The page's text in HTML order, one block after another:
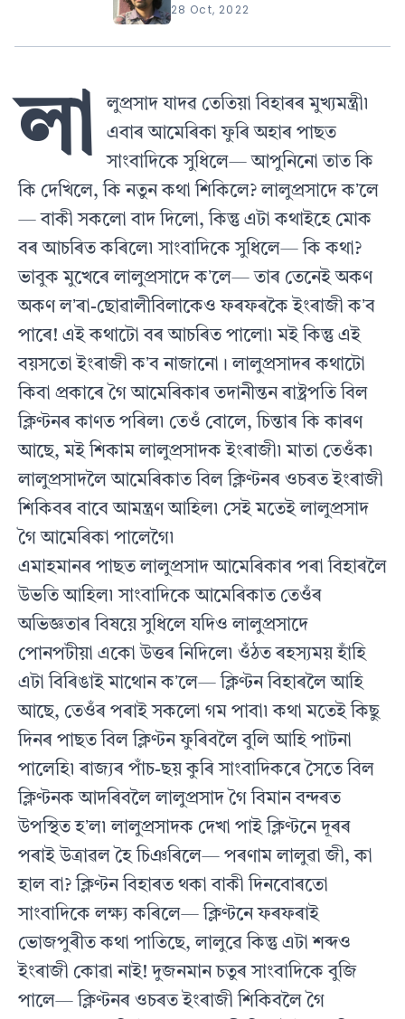
28 Oct, 2022
লা
লুপ্ৰসাদ যাদৱ তেতিয়া বিহাৰৰ মুখ্যমন্ত্ৰী৷
এবাৰ আমেৰিকা ফুৰি অহাৰ পাছত
সাংবাদিকে সুধিলে— আপুনিনো তাত কি
কি দেখিলে, কি নতুন কথা শিকিলে? লালুপ্ৰসাদে কʼলে
— বাকী সকলো বাদ দিলো, কিন্তু এটা কথাইহে মোক
বৰ আচৰিত কৰিলে৷ সাংবাদিকে সুধিলে— কি কথা?
ভাবুক মুখেৰে লালুপ্ৰসাদে কʼলে— তাৰ তেনেই অকণ
অকণ লʼৰা-ছোৱালীবিলাকেও ফৰফৰকৈ ইংৰাজী কʼব
পাৰে! এই কথাটো বৰ আচৰিত পালো৷ মই কিন্তু এই
বয়সতো ইংৰাজী কʼব নাজানো। লালুপ্ৰসাদৰ কথাটো
কিবা প্ৰকাৰে গৈ আমেৰিকাৰ তদানীন্তন ৰাষ্ট্ৰপতি বিল
ক্লিণ্টনৰ কাণত পৰিল৷ তেওঁ বোলে, চিন্তাৰ কি কাৰণ
আছে, মই শিকাম লালুপ্ৰসাদক ইংৰাজী৷ মাতা তেওঁক৷
লালুপ্ৰসাদলৈ আমেৰিকাত বিল ক্লিণ্টনৰ ওচৰত ইংৰাজী
শিকিবৰ বাবে আমন্ত্ৰণ আহিল৷ সেই মতেই লালুপ্ৰসাদ
গৈ আমেৰিকা পালেগৈ৷
এমাহমানৰ পাছত লালুপ্ৰসাদ আমেৰিকাৰ পৰা বিহাৰলৈ
উভতি আহিল৷ সাংবাদিকে আমেৰিকাত তেওঁৰ
অভিজ্ঞতাৰ বিষয়ে সুধিলে যদিও লালুপ্ৰসাদে
পোনপটীয়া একো উত্তৰ নিদিলে৷ ওঁঠত ৰহস্যময় হাঁহি
এটা বিৰিঙাই মাথোন কʼলে— ক্লিণ্টন বিহাৰলৈ আহি
আছে, তেওঁৰ পৰাই সকলো গম পাবা৷ কথা মতেই কিছু
দিনৰ পাছত বিল ক্লিণ্টন ফুৰিবলৈ বুলি আহি পাটনা
পালেহি৷ ৰাজ্যৰ পাঁচ-ছয় কুৰি সাংবাদিকৰে সৈতে বিল
ক্লিণ্টনক আদৰিবলৈ লালুপ্ৰসাদ গৈ বিমান বন্দৰত
উপস্থিত হʼল৷ লালুপ্ৰসাদক দেখা পাই ক্লিণ্টনে দূৰৰ
পৰাই উত্ৰাৱল হৈ চিঞৰিলে— পৰণাম লালুৱা জী, কা
হাল বা? ক্লিণ্টন বিহাৰত থকা বাকী দিনবোৰতো
সাংবাদিকে লক্ষ্য কৰিলে— ক্লিণ্টনে ফৰফৰাই
ভোজপুৰীত কথা পাতিছে, লালুৱে কিন্তু এটা শব্দও
ইংৰাজী কোৱা নাই! দুজনমান চতুৰ সাংবাদিকে বুজি
পালে— ক্লিণ্টনৰ ওচৰত ইংৰাজী শিকিবলৈ গৈ